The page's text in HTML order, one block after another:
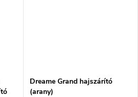
Dreame Grand hajszárító
(arany)